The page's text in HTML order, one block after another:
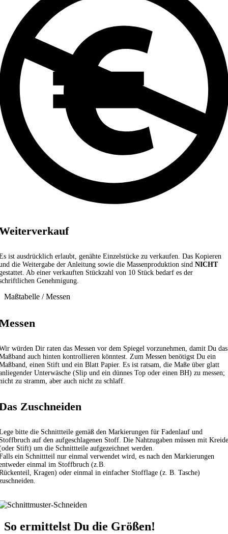
ist ausdrücklich erlaubt, genähte Einzelstücke zu verkaufen. Das Kopieren
die Weitergabe der Anleitung sowie die Massenproduktion sind NICHT
Ab einer verkauften Stückzahl von 10 Stück bedarf es der
Genehmigung.
Maßtabelle / Messen
würden Dir raten das Messen vor dem Spiegel vorzunehmen, damit Du das
auch hinten kontrollieren könntest. Zum Messen benötigst Du ein
einen Stift und ein Blatt Papier. Es ist ratsam, die Maße über glatt
Unterwäsche (Slip und ein dünnes Top oder einen BH) zu messen;
zu stramm, aber auch nicht zu schlaff.
Zuschneiden
bitte die Schnittteile gemäß den Markierungen für Fadenlauf und
auf den aufgeschlagenen Stoff. Die Nahtzugaben müssen mit Kreide
Stift) um die Schnittteile aufgezeichnet werden.
ein Schnittteil nur einmal verwendet wird, es nach den Markierungen
einmal im Stoffbruch (z.B.
Kragen) oder einmal in einfacher Stofflage (z. B. Tasche)
So ermittelst Du die Größen!